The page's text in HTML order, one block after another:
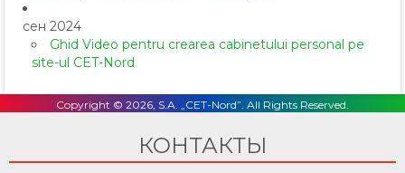
сен 2024
Ghid Video pentru crearea cabinetului personal pe
site-ul CET-Nord
Copyright © 2026, S.A. „CET-Nord”. All Rights Reserved.
КОНТАКТЫ